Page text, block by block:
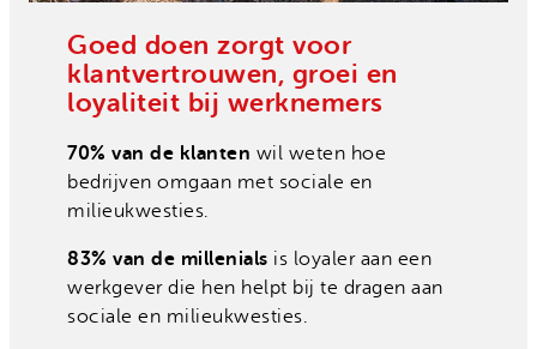
Goed doen zorgt voor
klantvertrouwen, groei en
loyaliteit bij werknemers
70% van de klanten wil weten hoe
bedrijven omgaan met sociale en
milieukwesties.
83% van de millenials is loyaler aan een
werkgever die hen helpt bij te dragen aan
sociale en milieukwesties.